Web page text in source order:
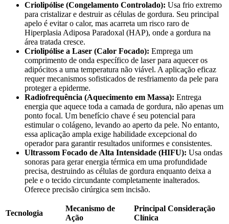
Criolipólise (Congelamento Controlado): Usa frio extremo
para cristalizar e destruir as células de gordura. Seu principal
apelo é evitar o calor, mas acarreta um risco raro de
Hiperplasia Adiposa Paradoxal (HAP), onde a gordura na
área tratada cresce.
Criolipólise a Laser (Calor Focado): Emprega um
comprimento de onda específico de laser para aquecer os
adipócitos a uma temperatura não viável. A aplicação eficaz
requer mecanismos sofisticados de resfriamento da pele para
proteger a epiderme.
Radiofrequência (Aquecimento em Massa): Entrega
energia que aquece toda a camada de gordura, não apenas um
ponto focal. Um benefício chave é seu potencial para
estimular o colágeno, levando ao aperto da pele. No entanto,
essa aplicação ampla exige habilidade excepcional do
operador para garantir resultados uniformes e consistentes.
Ultrassom Focado de Alta Intensidade (HIFU): Usa ondas
sonoras para gerar energia térmica em uma profundidade
precisa, destruindo as células de gordura enquanto deixa a
pele e o tecido circundante completamente inalterados.
Oferece precisão cirúrgica sem incisão.
Tecnologia
Mecanismo de
Ação
Principal Consideração
Clínica